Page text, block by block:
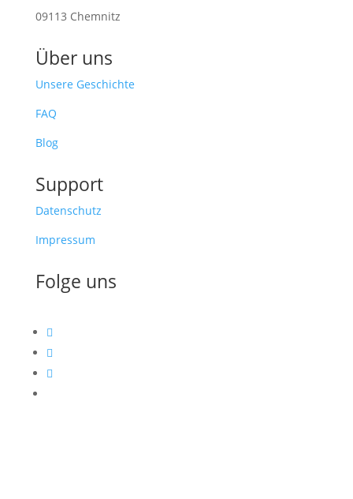
09113 Chemnitz
Über uns
Unsere Geschichte
FAQ
Blog
Support
Datenschutz
Impressum
Folge uns